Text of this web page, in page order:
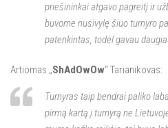
priešininkai atgavo pagreitį ir
buvome nusivylę šiuo turnyro
patenkintas, todėl gavau
Artiomas „ShAdOwOw“ Tarianikovas:
Turnyras taip bendrai paliko
pirmą kartą į turnyrą ne